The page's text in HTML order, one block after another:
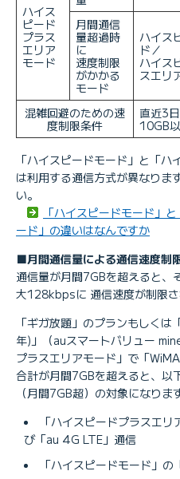
ハイス
ピード
プラス
エリア
モード
月間通信
量超過時
に
速度制限
がかかる
モード
ハイス
ド／
ハイス
スエリ
混雑回避のための速
度制限条件
直近3
10GB
「ハイスピードモード」と「ハ
は利用する通信方式が異なりま
い。
「ハイスピードモード」
ード」の違いはなんですか
■月間通信量による通信速度制
通信量が月間7GBを超えると、
大128kbpsに 通信速度が制限さ
「ギガ放題」のプランもしく
年)」（auスマートバリュー
プラスエリアモード」で「
合計が月間7GBを超えると、以
（月間7GB超）の対象になりま
「ハイスピードプラスエ
び「au 4G LTE」通信
「ハイスピードモード」